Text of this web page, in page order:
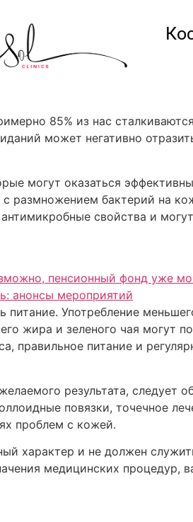
85% из нас
может негативно
могут оказаться
размножением бактерий на
свойства и
пенсионный фонд уже
анонсы мероприятий
Употребление
жира и зеленого чая могут
правильное питание и
результата, следует
повязки, точечное
проблем с кожей.
характер и не должен
медицинских процедур,